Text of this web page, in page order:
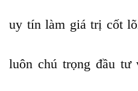
uy tín làm giá trị cốt
luôn chú trọng đầu tư